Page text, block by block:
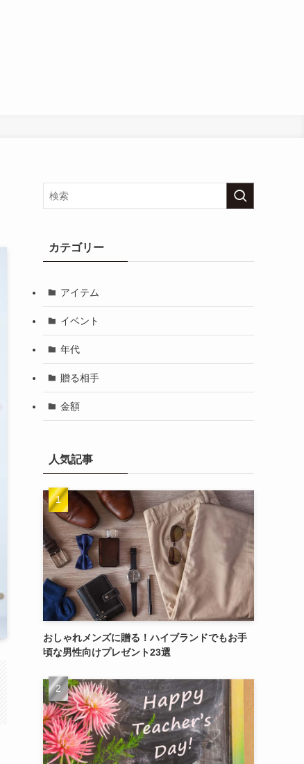
カテゴリー
アイテム
イベント
年代
贈る相手
金額
人気記事
おしゃれメンズに贈る！ハイブランドでもお手
頃な男性向けプレゼント23選